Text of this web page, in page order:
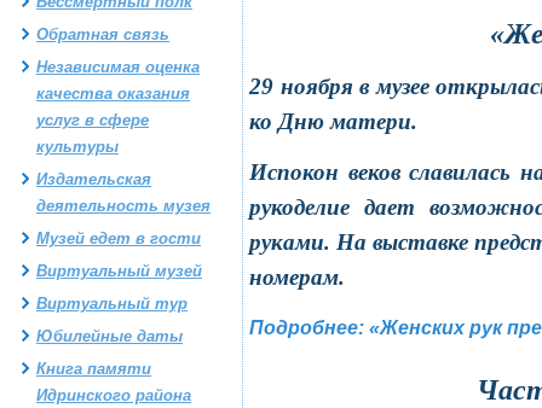
Обратная связь
Независимая оценка
качества оказания
услуг в сфере
культуры
Издательская
деятельность музея
Музей едет в гости
Виртуальный музей
Виртуальный тур
Юбилейные даты
Книга памяти
Идринского района
29 ноября в музее
ко Дню матери.
Испокон веков славилась
рукоделие дает
руками. На выставке
номерам.
Подробнее: «Женских рук